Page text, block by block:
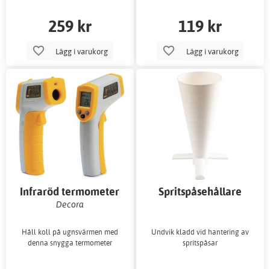
259 kr
Lägg i varukorg
119 kr
Lägg i varukorg
Infraröd termometer
Decora
Håll koll på ugnsvärmen med
denna snygga termometer
Spritspåsehållare
Undvik kladd vid hantering av
spritspåsar